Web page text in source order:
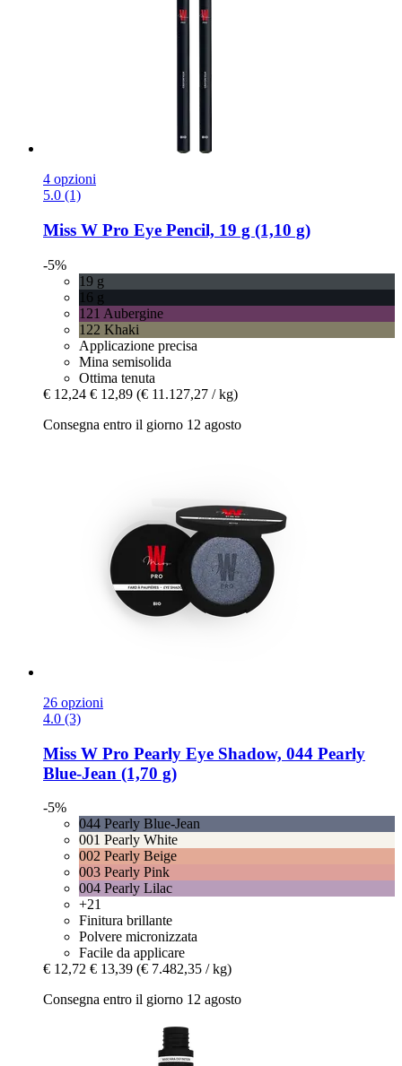
4 opzioni
5.0 (1)
Miss W Pro Eye Pencil, 19 g (1,10 g)
-5%
19 g
16 g
121 Aubergine
122 Khaki
Applicazione precisa
Mina semisolida
Ottima tenuta
€ 12,24 € 12,89 (€ 11.127,27 / kg)
Consegna entro il giorno 12 agosto
26 opzioni
4.0 (3)
Miss W Pro Pearly Eye Shadow, 044 Pearly
Blue-​Jean (1,70 g)
-5%
044 Pearly Blue-Jean
001 Pearly White
002 Pearly Beige
003 Pearly Pink
004 Pearly Lilac
+21
Finitura brillante
Polvere micronizzata
Facile da applicare
€ 12,72 € 13,39 (€ 7.482,35 / kg)
Consegna entro il giorno 12 agosto